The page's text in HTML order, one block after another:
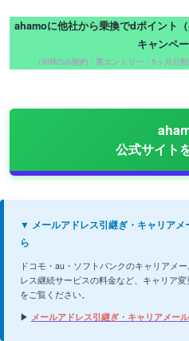
ahamoに他社から乗換でdポイント
キャンペ
（SIMのみ契約・要エントリー・5ヶ月分
公式サイト
▼ メールアドレス引継ぎ・キャリア
ら
ドコモ・au・ソフトバンクのキャリアメ
レス継続サービスの料金など、キャリア
をご覧ください。
▶ メールアドレス引継ぎ・キャリアメー